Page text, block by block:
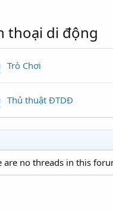
thoại di động
Trò Chơi
Thủ thuật ĐTDĐ
are no threads in this